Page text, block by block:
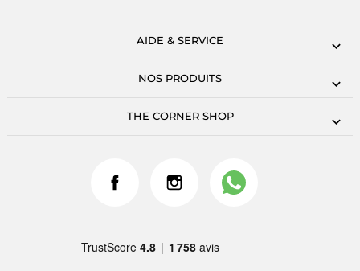
AIDE & SERVICE
NOS PRODUITS
THE CORNER SHOP